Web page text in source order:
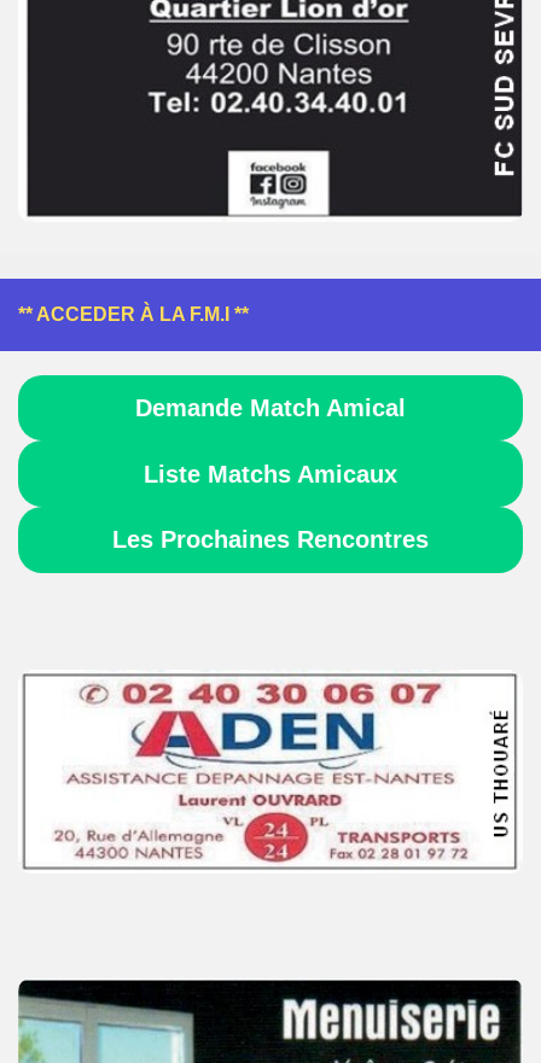
** ACCEDER À LA F.M.I **
Demande Match Amical
Liste Matchs Amicaux
Les Prochaines Rencontres